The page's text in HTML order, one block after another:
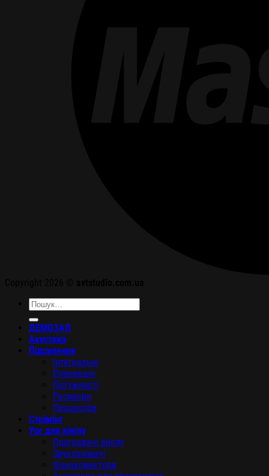
Шукати:
ДЕМОЗАЛ
Акустика
Підсилення
Інтегральні
Попередні
Потужності
Ресивери
Процесори
Стрімінг
Усе для вінілу
Програвачі вінілу
Звукознімачі
Фонокоректори